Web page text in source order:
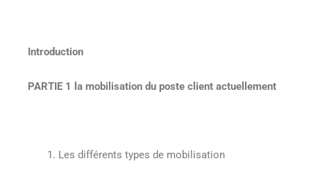
Introduction
PARTIE 1 la mobilisation du poste client actuellement
Les différents types de mobilisation